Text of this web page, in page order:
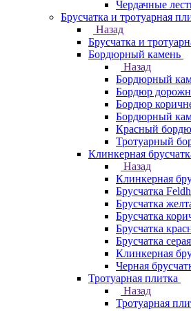
Чердачные
Брусчатка и тротуарная
Назад
Брусчатка и
Бордюрный камень
Назад
Бордюрный
Бордюр
Бордюр
Бордюрный
Красный
Тротуарный
Клинкерная
Назад
Клинкерная
Брусчатка
Брусчатка
Брусчатка
Брусчатка
Брусчатка серая
Клинкерная
Черная
Тротуарная плитка
Назад
Тротуарная